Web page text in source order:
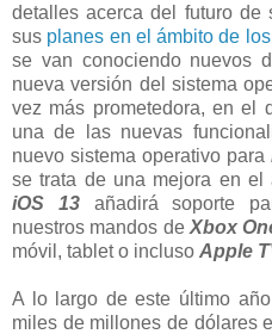
detalles acerca del futuro de
sus planes en el ámbito de
se van conociendo nuevos
nueva versión del sistema
vez más prometedora, en el
una de las nuevas
nuevo sistema operativo para
se trata de una mejora en
iOS 13añadirá soporte
nuestros mandos de Xbox
móvil, tablet o incluso Apple
A lo largo de este último
miles de millones de dólares